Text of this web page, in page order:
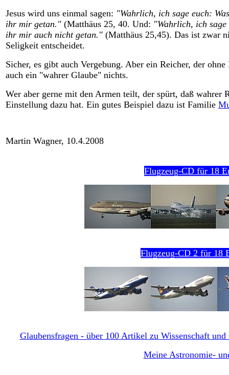
Jesus wird uns einmal sagen: "Wahrlich, ich sage euch:
ihr mir getan." (Matthäus 25, 40. Und: "Wahrlich, ich
ihr mir auch nicht getan." (Matthäus 25,45). Das ist zwar
Seligkeit entscheidet.
Sicher, es gibt auch Vergebung. Aber ein Reicher, der
auch ein "wahrer Glaube" nichts.
Wer aber gerne mit den Armen teilt, der spürt, daß wahrer
Einstellung dazu hat. Ein gutes Beispiel dazu ist Familie
Martin Wagner, 10.4.2008
Flugzeug-CD für 18
Flugzeug-CD 2 für 18
Glaubensfragen - über 100 Artikel zu Wissenschaft
Meine Astronomie-